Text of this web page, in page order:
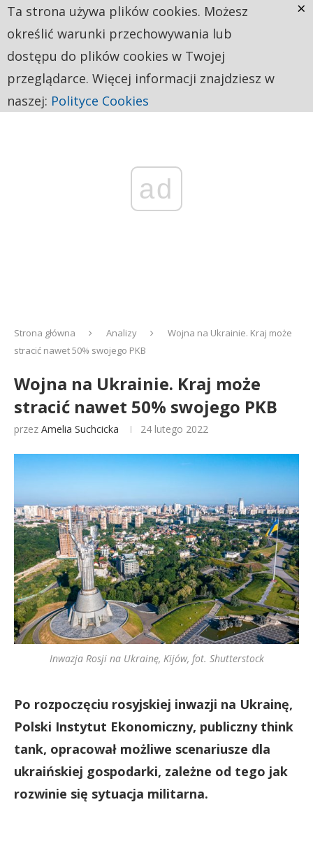
ad
Strona główna Analizy
Wojna na Ukrainie. Kraj może
stracić nawet 50% swojego PKB
Wojna na Ukrainie. Kraj może
stracić nawet 50% swojego PKB
przez Amelia Suchcicka 24 lutego 2022
Inwazja Rosji na Ukrainę, Kijów, fot. Shutterstock
Po rozpoczęciu rosyjskiej inwazji na Ukrainę,
Polski Instytut Ekonomiczny, publiczny think
tank, opracował możliwe scenariusze dla
ukraińskiej gospodarki, zależne od tego jak
rozwinie się sytuacja militarna.
Ta strona używa plików cookies. Możesz
określić warunki przechowywania lub
dostępu do plików cookies w Twojej
przeglądarce. Więcej informacji znajdziesz w
naszej: Polityce Cookies
×